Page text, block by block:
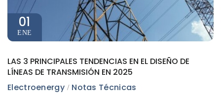
01
ENE
LAS 3 PRINCIPALES TENDENCIAS EN EL DISEÑO DE
LÍNEAS DE TRANSMISIÓN EN 2025
Electroenergy
Notas Técnicas